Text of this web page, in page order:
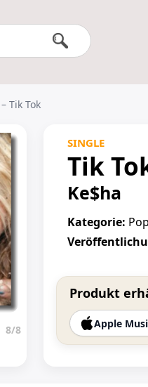
Tik Tok
8/8
SINGLE
Tik
Ke$ha
Kategorie:
Produkt
Apple